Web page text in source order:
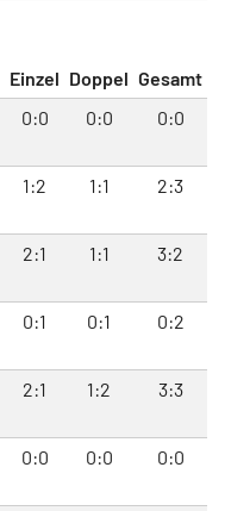
Einzel Doppel Gesamt
0:0 0:0 0:0
1:2 1:1 2:3
2:1 1:1 3:2
0:1 0:1 0:2
2:1 1:2 3:3
0:0 0:0 0:0